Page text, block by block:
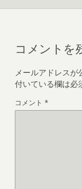
コメントを
メールアドレスが
付いている欄は必
コメント *